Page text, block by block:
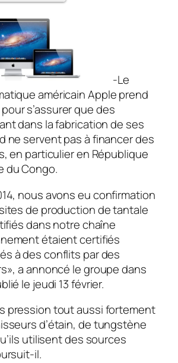
-Le
américain Apple prend
s’assurer que des
dans la fabrication de ses
ne servent pas à financer des
en particulier en République
du Congo.
nous avons eu confirmation
de production de tantale
dans notre chaîne
étaient certifiés
à des conflits par des
a annoncé le groupe dans
le jeudi 13 février.
pression tout aussi fortement
d’étain, de tungstène
utilisent des sources
il.